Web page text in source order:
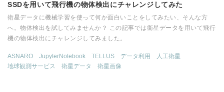
SSDを用いて飛行機の物体検出にチャレンジしてみた
衛星データに機械学習を使って何か面白いことをしてみたい、そんな方
へ。物体検出を試してみませんか？ この記事では衛星データを用いて飛行
機の物体検出にチャレンジしてみました。
ASNARO JupyterNotebook TELLUS データ利用
人工衛星
地球観測サービス
衛星データ 衛星画像